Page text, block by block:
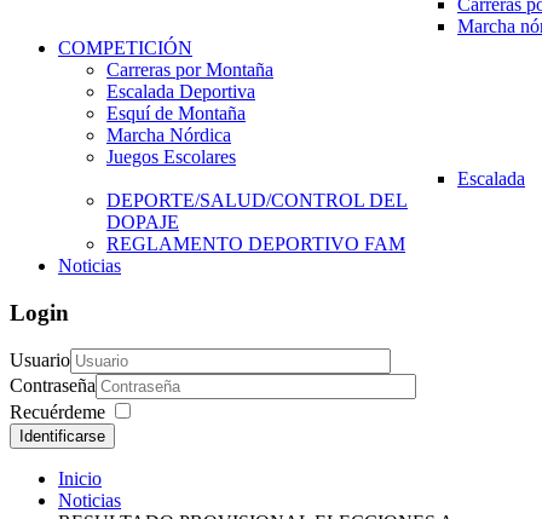
Carreras
Marcha
COMPETICIÓN
Carreras por Montaña
Escalada Deportiva
Esquí de Montaña
Marcha Nórdica
Juegos Escolares
Escalada
DEPORTE/SALUD/CONTROL DEL
DOPAJE
REGLAMENTO DEPORTIVO FAM
Noticias
Login
Usuario
Contraseña
Recuérdeme
Identificarse
Inicio
Noticias